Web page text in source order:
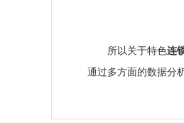
所以关于特色连
通过多方面的数据分析